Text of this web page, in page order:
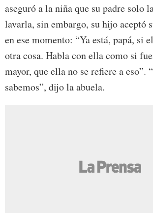
aseguró a la niña que su padre solo
lavarla, sin embargo, su hijo aceptó
en ese momento: “Ya está, papá, si
otra cosa. Habla con ella como si
mayor, que ella no se refiere a eso”.
sabemos”, dijo la abuela.